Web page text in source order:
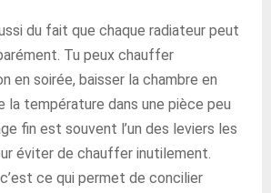
du fait que chaque radiateur peut
Tu peux chauffer
en soirée, baisser la chambre en
la température dans une pièce peu
fin est souvent l’un des leviers les
éviter de chauffer inutilement.
ce qui permet de concilier